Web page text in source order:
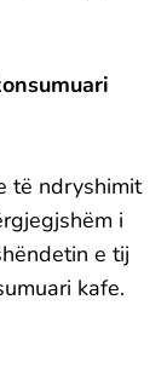
të ndryshimit
i
e tij
kafe.